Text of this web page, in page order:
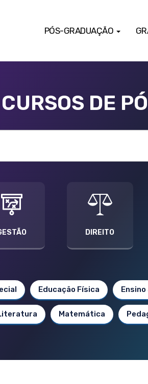
PÓS-GRADUAÇÃO
DE
DIREITO
Educação Física
Matemática